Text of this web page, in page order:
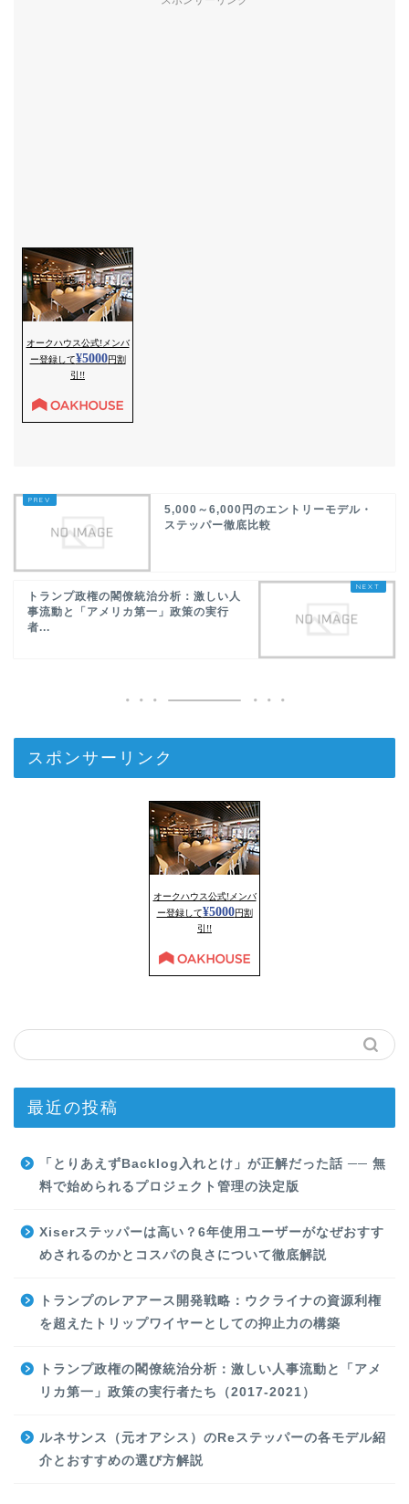
5,000～6,000円のエントリーモデル・
ステッパー徹底比較
トランプ政権の閣僚統治分析：激しい人
事流動と「アメリカ第一」政策の実行
者...
スポンサーリンク
最近の投稿
「とりあえずBacklog入れとけ」が正解だった話 ── 無
料で始められるプロジェクト管理の決定版
Xiserステッパーは高い？6年使用ユーザーがなぜおすす
めされるのかとコスパの良さについて徹底解説
トランプのレアアース開発戦略：ウクライナの資源利権
を超えたトリップワイヤーとしての抑止力の構築
トランプ政権の閣僚統治分析：激しい人事流動と「アメ
リカ第一」政策の実行者たち（2017-2021）
ルネサンス（元オアシス）のReステッパーの各モデル紹
介とおすすめの選び方解説